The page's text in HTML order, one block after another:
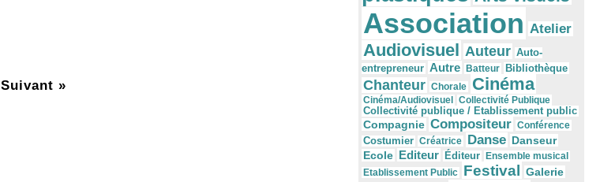
Suivant »
Association Atelier
Audiovisuel Auteur Auto-
entrepreneur Autre Batteur Bibliothèque
Chanteur Chorale Cinéma
Cinéma/Audiovisuel
Collectivité Publique
Collectivité publique / Etablissement public
Compagnie Compositeur Conférence
Costumier Créatrice Danse Danseur
Ecole Editeur Éditeur
Ensemble musical
Etablissement Public Festival Galerie